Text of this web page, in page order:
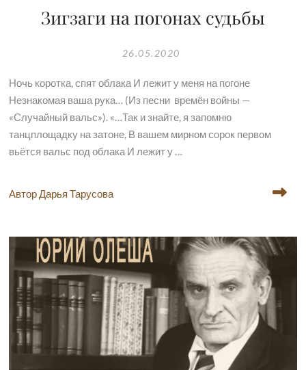
Зигзаги на погонах судьбы
26.05.2020
Ночь коротка, спят облака И лежит у меня на погоне
Незнакомая ваша рука… (Из песни времён войны —
«Случайный вальс»). «…Так и знайте, я запомню
танцплощадку на затоне, В вашем мирном сорок первом
вьётся вальс под облака И лежит у …
Автор Дарья Тарусова